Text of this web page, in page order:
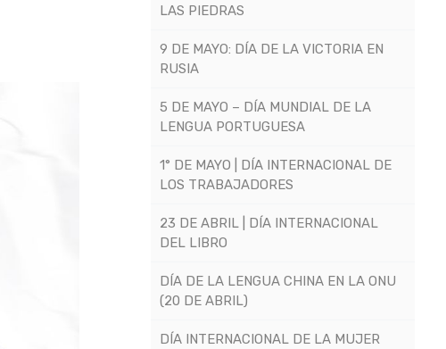
LAS PIEDRAS
9 DE MAYO: DÍA DE LA VICTORIA EN
RUSIA
5 DE MAYO – DÍA MUNDIAL DE LA
LENGUA PORTUGUESA
1° DE MAYO | DÍA INTERNACIONAL DE
LOS TRABAJADORES
23 DE ABRIL | DÍA INTERNACIONAL
DEL LIBRO
DÍA DE LA LENGUA CHINA EN LA ONU
(20 DE ABRIL)
DÍA INTERNACIONAL DE LA MUJER